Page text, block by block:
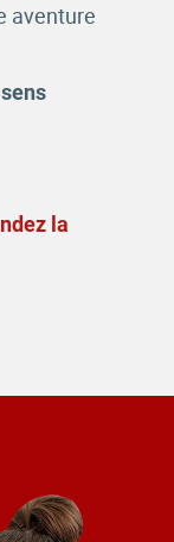
aventure
la